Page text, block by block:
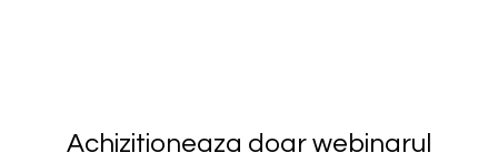
Achizitioneaza doar webinarul